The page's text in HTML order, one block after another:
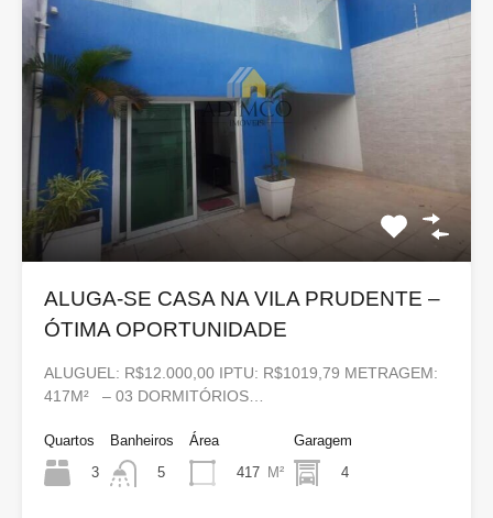
ALUGA-SE CASA NA VILA PRUDENTE –
ÓTIMA OPORTUNIDADE
ALUGUEL: R$12.000,00 IPTU: R$1019,79 METRAGEM:
417M² – 03 DORMITÓRIOS…
Quartos
3
Banheiros
5
Área
417 M²
Garagem
4